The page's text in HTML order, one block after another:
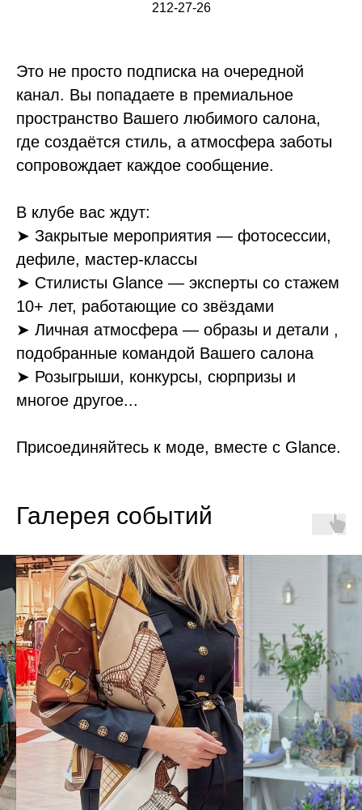
212-27-26
Это не просто подписка на очередной
канал. Вы попадаете в премиальное
пространство Вашего любимого салона,
где создаётся стиль, а атмосфера заботы
сопровождает каждое сообщение.
В клубе вас ждут:
➤ Закрытые мероприятия — фотосессии,
дефиле, мастер-классы
➤ Стилисты Glance — эксперты со стажем
10+ лет, работающие со звёздами
➤ Личная атмосфера — образы и детали ,
подобранные командой Вашего салона
➤ Розыгрыши, конкурсы, сюрпризы и
многое другое...
Присоединяйтесь к моде, вместе с Glance.
Галерея событий